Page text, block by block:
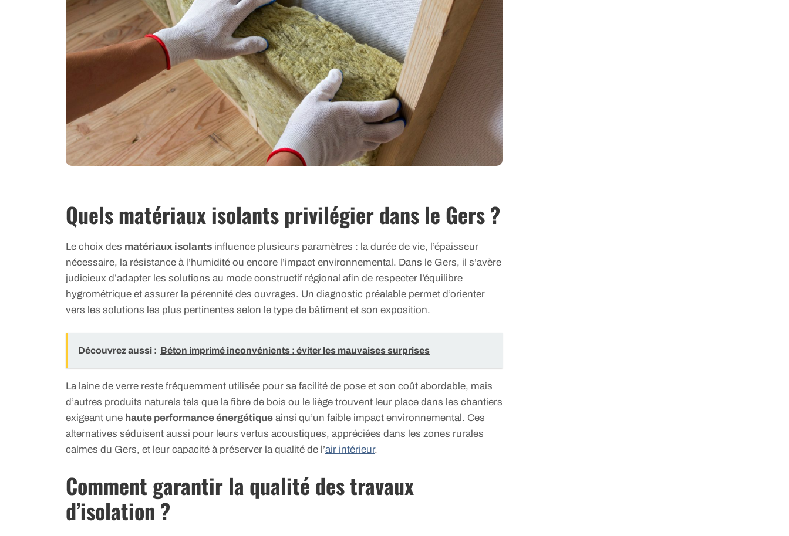
Quels matériaux isolants privilégier dans le Gers ?
Le choix des matériaux isolants influence plusieurs paramètres : la durée de vie, l’épaisseur
nécessaire, la résistance à l’humidité ou encore l’impact environnemental. Dans le Gers, il s’avère
judicieux d’adapter les solutions au mode constructif régional afin de respecter l’équilibre
hygrométrique et assurer la pérennité des ouvrages. Un diagnostic préalable permet d’orienter
vers les solutions les plus pertinentes selon le type de bâtiment et son exposition.
Découvrez aussi : Béton imprimé inconvénients : éviter les mauvaises surprises
La laine de verre reste fréquemment utilisée pour sa facilité de pose et son coût abordable, mais
d’autres produits naturels tels que la fibre de bois ou le liège trouvent leur place dans les chantiers
exigeant une haute performance énergétique ainsi qu’un faible impact environnemental. Ces
alternatives séduisent aussi pour leurs vertus acoustiques, appréciées dans les zones rurales
calmes du Gers, et leur capacité à préserver la qualité de l’air intérieur.
Comment garantir la qualité des travaux
d’isolation ?